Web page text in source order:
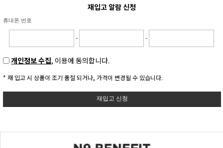
재입고 알람 신청
휴대폰 번호
- -
개인정보 수집, 이용에 동의합니다.
* 재 입고 시 상품이 조기 품절 되거나, 가격이 변경될 수 있습니다.
재입고 신청